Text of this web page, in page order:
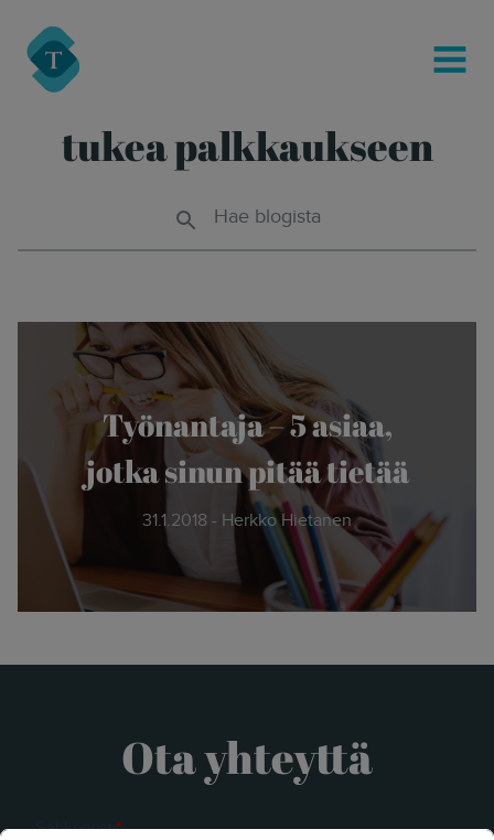
Turre Legal
MENU
tukea palkkaukseen
Hae blogista
Työnantaja – 5 asiaa,
jotka sinun pitää tietää
31.1.2018 - Herkko Hietanen
Ota yhteyttä